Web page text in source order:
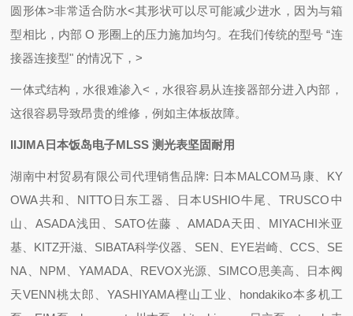
圆形体>非常适合防水<其形状可以尽可能减少进水，因为与箱
型相比，内部 O 形圈上的压力施加均匀。 在我们传统的型号 “连
接器连接型" 的情况下，>
一体式结构，水很难渗入<，水很容易从连接器部分进入内部，
这很容易导致昂贵的维修，例如主体板故障。
IIJIMA日本饭岛电子MLSS 测光表坚固耐用
湖南中村贸易有限公司代理销售品牌: 日本MALCOM马康、KY
OWA共和、NITTO日东工器、日本USHIO牛尾、TRUSCO中
山、ASADA浅田、SATO佐藤 、AMADA天田、MIYACHI米亚
基、KITZ开滋、SIBATA科学仪器、SEN、EYE岩崎、CCS、SE
NA、NPM、YAMADA、REVOX光源、SIMCO思美高、日本阀
天VENN桃太郎、YASHIYAMA樫山工业、hondakiko本多机工